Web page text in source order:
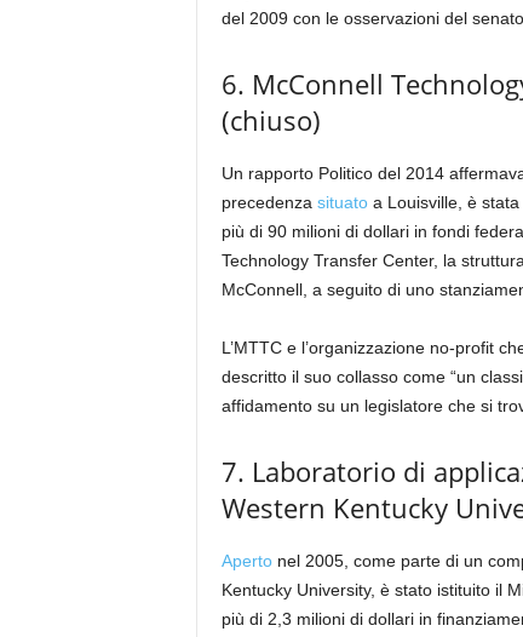
del 2009 con le osservazioni del
6. McConnell
(chiuso)
Un rapporto Politico del 2014
precedenza situatoa Louisville, è stata
più di 90 milioni di dollari in fondi
Technology Transfer Center, la
McConnell, a seguito di uno
L’MTTC e l’organizzazione no-profit
descritto il suo collasso come “un
affidamento su un legislatore che si
7. Laboratorio di
Western Kentucky
Apertonel 2005, come parte di un
Kentucky University, è stato istituito il
più di 2,3 milioni di dollari in